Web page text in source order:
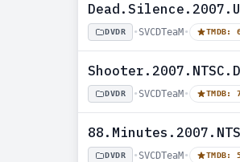
DVDR • SVCDTeaM • TMDB:
DVDR • SVCDTeaM • TMDB:
DVDR • SVCDTeaM • TMDB: